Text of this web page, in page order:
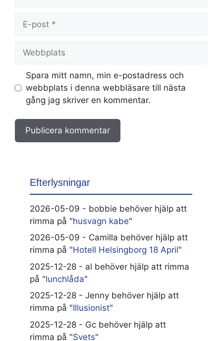
post
Spara mitt namn, min e-postadress och
webbplats i denna webbläsare till nästa
gång jag skriver en kommentar.
Efterlysningar
2026-05-09 - bobbie behöver hjälp att
rimma på "husvagn kabe"
2026-05-09 - Camilla behöver hjälp att
rimma på "Hotell Helsingborg 18 April"
2025-12-28 - al behöver hjälp att rimma
på "lunchlåda"
2025-12-28 - Jenny behöver hjälp att
rimma på "Illusionist"
2025-12-28 - Gc behöver hjälp att
rimma på "Svets"